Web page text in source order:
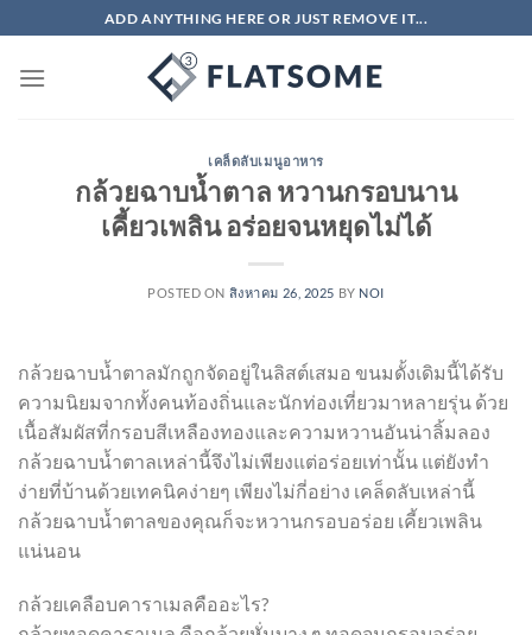
ไป
ADD ANYTHING HERE OR JUST REMOVE IT...
เคล็ดลับเมนูอาหาร
กล้วยฉาบน้ำตาล หวานกรอบนาน
เคี้ยวเพลิน อร่อยจนหยุดไม่ได้
POSTED ON สิงหาคม 26, 2025 BY NOI
กล้วยฉาบน้ำตาลมักถูกจัดอยู่ในลิสต์เสมอ ขนมดั้งเดิมนี้ได้รับ
ความนิยมจากทั้งคนท้องถิ่นและนักท่องเที่ยวมาหลายรุ่น ด้วย
เนื้อสัมผัสที่กรอบสีเหลืองทองและความหวานอันน่าลิ้มลอง
กล้วยฉาบน้ำตาลเหล่านี้จึงไม่เพียงแต่อร่อยเท่านั้น แต่ยังทำ
ง่ายที่บ้านด้วยเทคนิคง่ายๆ เพียงไม่กี่อย่าง เคล็ดลับเหล่านี้
กล้วยฉาบน้ำตาลของคุณก็จะหวานกรอบอร่อย เคี้ยวเพลิน
แน่นอน
กล้วยเคลือบคาราเมลคืออะไร?